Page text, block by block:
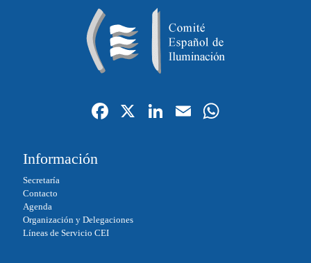
Fa
X
Li
E
Información
Secretaría
Contacto
Agenda
Organización y Delegaciones
Líneas de Servicio CEI